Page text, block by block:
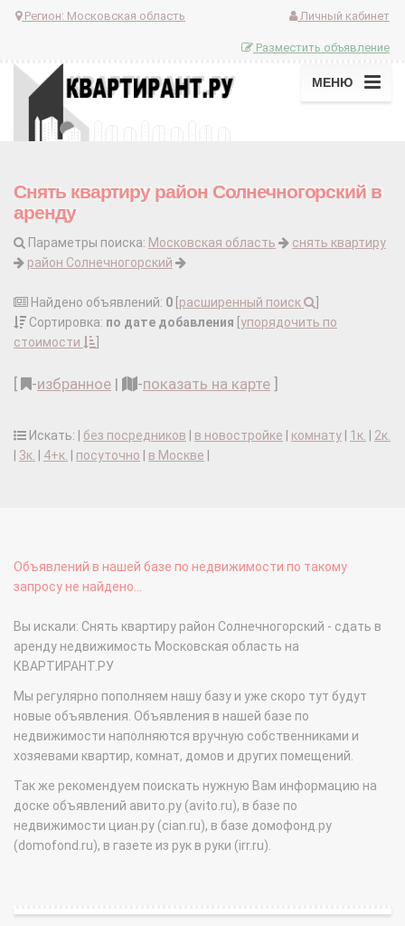
Регион: Московская область Личный кабинет
Разместить объявление
МЕНЮ
Снять квартиру район Солнечногорский в
аренду
Параметры поиска: Московская область
снять квартиру
район Солнечногорский
Найдено объявлений: 0 расширенный поиск
Сортировка: по дате добавления упорядочить по
стоимости
-избранное | -показать на карте
Искать: | без посредников в новостройке комнату 1к.
2к.
3к. 4+к. посуточно в Москве
Объявлений в нашей базе по недвижимости по такому
запросу не найдено...
Вы искали: Снять квартиру район Солнечногорский - сдать в
аренду недвижимость Московская область на
КВАРТИРАНТ.РУ
Мы регулярно пополняем нашу базу и уже скоро тут будут
новые объявления. Объявления в нашей базе по
недвижимости наполняются вручную собственниками и
хозяевами квартир, комнат, домов и других помещений.
Так же рекомендуем поискать нужную Вам информацию на
доске объявлений авито.ру (avito.ru), в базе по
недвижимости циан.ру (cian.ru), в базе домофонд.ру
(domofond.ru), в газете из рук в руки (irr.ru).